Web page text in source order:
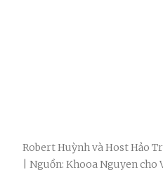
Robert Huỳnh và Host Hảo
| Nguồn: Khooa Nguyen